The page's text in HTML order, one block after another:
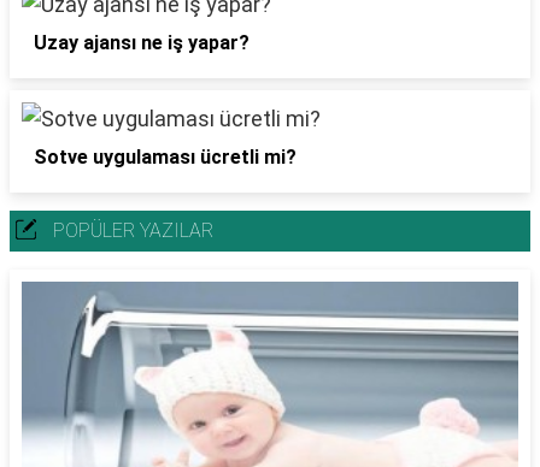
Uzay ajansı ne iş yapar?
Sotve uygulaması ücretli mi?
POPÜLER YAZILAR